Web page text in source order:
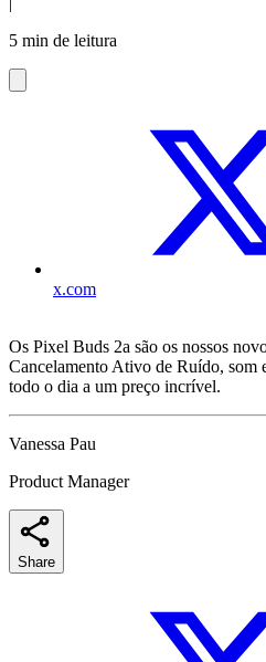
5 min de leitura
x.com
Os Pixel Buds 2a são os nossos
Cancelamento Ativo de Ruído, som
todo o dia a um preço incrível.
Vanessa Pau
Product Manager
Share